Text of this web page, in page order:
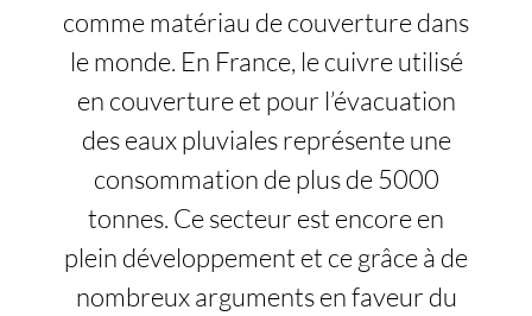
comme matériau de couverture dans
le monde. En France, le cuivre utilisé
en couverture et pour l’évacuation
des eaux pluviales représente une
consommation de plus de 5000
tonnes. Ce secteur est encore en
plein développement et ce grâce à de
nombreux arguments en faveur du